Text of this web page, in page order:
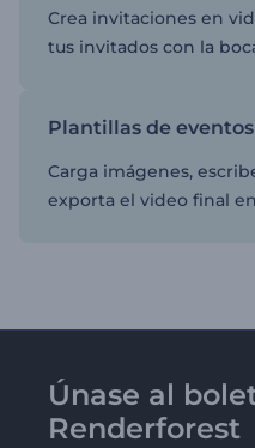
Crea invitaciones en
tus invitados con la
Plantillas de
Carga imágenes,
exporta el video final
Únase al
Renderforest